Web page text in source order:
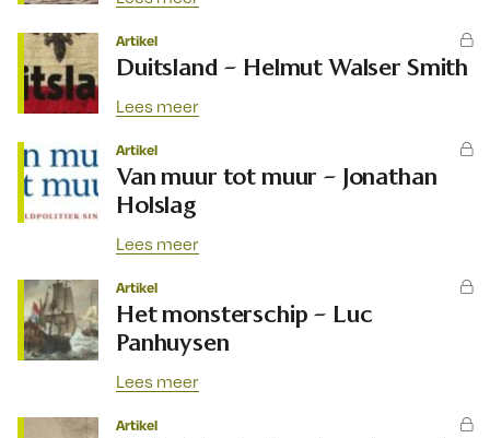
Artikel
Duitsland – Helmut Walser Smith
Lees meer
Artikel
Van muur tot muur – Jonathan
Holslag
Lees meer
Artikel
Het monsterschip – Luc
Panhuysen
Lees meer
Artikel